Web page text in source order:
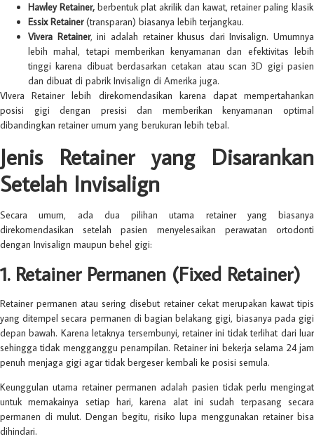
Hawley Retainer, berbentuk plat akrilik dan kawat, retainer paling klasik
Essix Retainer(transparan) biasanya lebih terjangkau.
Vivera Retainer, ini adalah retainer khusus dari Invisalign. Umumnya
lebih mahal, tetapi memberikan kenyamanan dan efektivitas lebih
tinggi karena dibuat berdasarkan cetakan atau scan 3D gigi pasien
dan dibuat di pabrik Invisalign di Amerika juga.
VIvera Retainer lebih direkomendasikan karena dapat mempertahankan
posisi gigi dengan presisi dan memberikan kenyamanan optimal
dibandingkan retainer umum yang berukuran lebih tebal.
Jenis Retainer yang Disarankan
Setelah Invisalign
Secara umum, ada dua pilihan utama retainer yang biasanya
direkomendasikan setelah pasien menyelesaikan perawatan ortodonti
dengan Invisalign maupun behel gigi:
1. Retainer Permanen (Fixed Retainer)
Retainer permanen atau sering disebut retainer cekat merupakan kawat tipis
yang ditempel secara permanen di bagian belakang gigi, biasanya pada gigi
depan bawah. Karena letaknya tersembunyi, retainer ini tidak terlihat dari luar
sehingga tidak mengganggu penampilan. Retainer ini bekerja selama 24 jam
penuh menjaga gigi agar tidak bergeser kembali ke posisi semula.
Keunggulan utama retainer permanen adalah pasien tidak perlu mengingat
untuk memakainya setiap hari, karena alat ini sudah terpasang secara
permanen di mulut. Dengan begitu, risiko lupa menggunakan retainer bisa
dihindari.